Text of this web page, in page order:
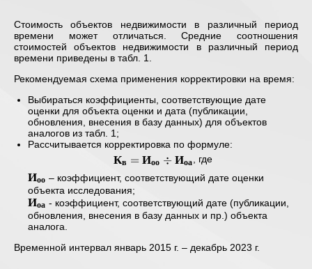
Стоимость объектов недвижимости в различный период
времени может отличаться. Средние соотношения
стоимостей объектов недвижимости в различный период
времени приведены в табл. 1.
Рекомендуемая схема применения корректировки на время:
Выбираться коэффициенты, соответствующие дате
оценки для объекта оценки и дата (публикации,
обновления, внесения в базу данных) для объектов
аналогов из табл. 1;
Рассчитывается корректировка по формуле:
\mathbf{
К_{в} =
И_{оо}
\div
И_{оа} }
Кв = Иоо ÷ Иоа , где
\mathbf{
И_{оо} }
Иоо – коэффициент, соответствующий дате оценки
объекта исследования;
\mathbf{
И_{оа} }
Иоа - коэффициент, соответствующий дате (публикации,
обновления, внесения в базу данных и пр.) объекта
аналога.
Временной интервал январь 2015 г. – декабрь 2023 г.